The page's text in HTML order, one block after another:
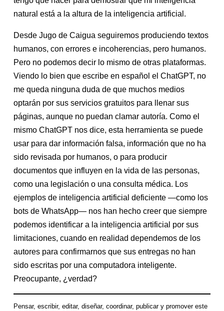
natural está a la altura de la inteligencia artificial.
Desde Jugo de Caigua seguiremos produciendo textos
humanos, con errores e incoherencias, pero humanos.
Pero no podemos decir lo mismo de otras plataformas.
Viendo lo bien que escribe en español el ChatGPT, no
me queda ninguna duda de que muchos medios
optarán por sus servicios gratuitos para llenar sus
páginas, aunque no puedan clamar autoría. Como el
mismo ChatGPT nos dice, esta herramienta se puede
usar para dar información falsa, información que no ha
sido revisada por humanos, o para producir
documentos que influyen en la vida de las personas,
como una legislación o una consulta médica. Los
ejemplos de inteligencia artificial deficiente —como los
bots de WhatsApp— nos han hecho creer que siempre
podemos identificar a la inteligencia artificial por sus
limitaciones, cuando en realidad dependemos de los
autores para confirmarnos que sus entregas no han
sido escritas por una computadora inteligente.
Preocupante, ¿verdad?
Pensar, escribir, editar, diseñar, coordinar, publicar y promover este